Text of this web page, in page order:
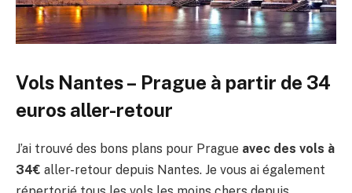
Vols Nantes – Prague à partir de 34
euros aller-retour
J’ai trouvé des bons plans pour Prague avec des vols à
34€ aller-retour depuis Nantes. Je vous ai également